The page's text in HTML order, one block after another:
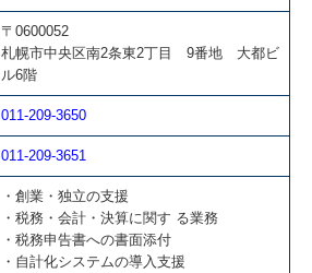
〒0600052
札幌市中央区南2条東2丁目 9番地 大都ビ
ル6階
011-209-3650
011-209-3651
・創業・独立の支援
・税務・会計・決算に関す る業務
・税務申告書への書面添付
・自計化システムの導入支援